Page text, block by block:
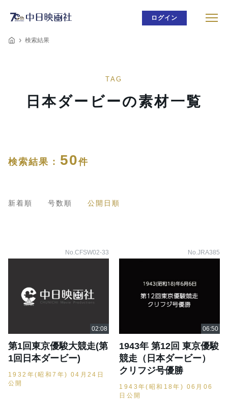
ログイン
検索結果
TAG
日本ダービーの素材一覧
検索結果 : 50件
新着順 号数順 公開日順
No.CFSW02-33
第1回東京優駿大競走(第
1回日本ダービー)
1932年(昭和7年) 04月24日
公開
No.JRA385
1943年 第12回 東京優駿
競走（日本ダービー）
クリフジ号優勝
1943年(昭和18年) 06月06
日公開